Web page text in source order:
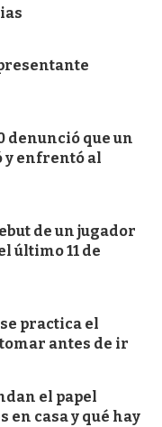
denunció que un
y enfrentó al
de un jugador
último 11 de
practica el
antes de ir
el papel
casa y qué hay